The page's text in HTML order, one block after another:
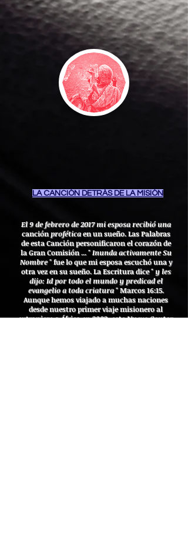
LA CANCIÓN DETRÁS DE LA MISIÓN
El 9 de febrero de 2017 mi esposa recibió una
canción proféticaen un sueño. Las Palabras
de esta Canción personificaron el corazón de
la Gran Comisión ... "Inunda activamente Su
Nombre" fue lo que mi esposa escuchó una y
otra vez en su sueño. La Escritura dice "y les
dijo: Id por todo el mundo y predicad el
evangelio a toda criatura" Marcos 16:15.
Aunque hemos viajado a muchas naciones
desde nuestro primer viaje misionero al
extranjero a África en 2002, esteNuevo Cantar